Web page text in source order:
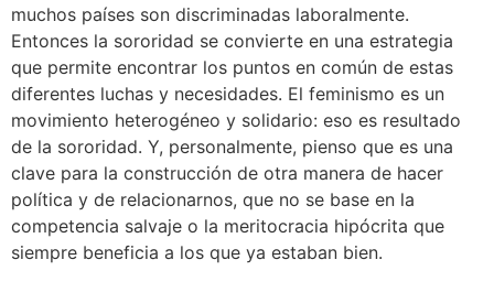
muchos países son discriminadas laboralmente.
Entonces la sororidad se convierte en una estrategia
que permite encontrar los puntos en común de estas
diferentes luchas y necesidades. El feminismo es un
movimiento heterogéneo y solidario: eso es resultado
de la sororidad. Y, personalmente, pienso que es una
clave para la construcción de otra manera de hacer
política y de relacionarnos, que no se base en la
competencia salvaje o la meritocracia hipócrita que
siempre beneficia a los que ya estaban bien.